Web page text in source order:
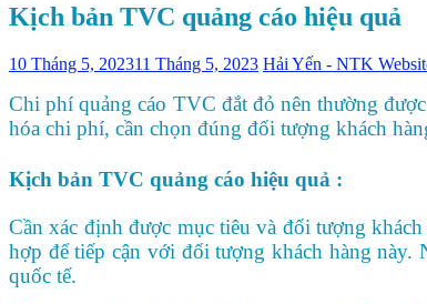
Kịch bản TVC quảng cáo hiệu quả
10 Tháng 5, 202311 Tháng 5, 2023 Hải Yến - NTK
Chi phí quảng cáo TVC đắt đỏ nên thường
hóa chi phí, cần chọn đúng đối tượng khách
Kịch bản TVC quảng cáo hiệu quả :
Cần xác định được mục tiêu và đối tượng
hợp để tiếp cận với đối tượng khách hàng này.
quốc tế.